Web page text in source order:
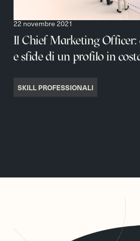
22 novembre 2021
Il Chief Marketing Officer:
e sfide di un profilo in
SKILL PROFESSIONALI